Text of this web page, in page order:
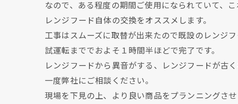
なので、ある程度の期間ご使用になられていて、
レンジフード自体の交換をオススメします。
工事はスムーズに取替が出来たので既設のレンジ
試運転まででおよそ１時間半ほどで完了です。
レンジフードから異音がする、レンジフードが古
一度弊社にご相談ください。
現場を下見の上、より良い商品をプランニングさせ